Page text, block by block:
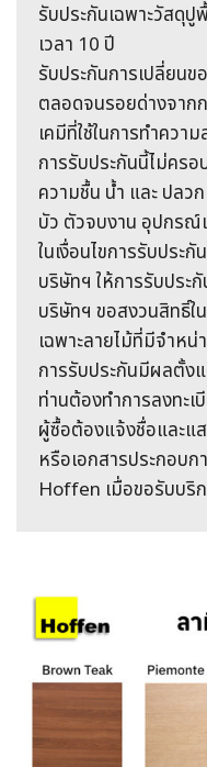
รับประกันเฉพาะวัสดุ
เวลา 10 ปี
รับประกันการเปลี่ยน
ตลอดจนรอยด่างจาก
เคมีที่ใช้ในการทำควา
การรับประกันนี้ไม่คร
ความชื้น น้ำ และ ปลวก
บัว ตัวจบงาน อุปกรณ์
ในเงื่อนไขการรับประกัน
บริษัทฯ ให้การรับประ
บริษัทฯ ขอสงวนสิทธิ์
เฉพาะลายไม้ที่มีจำห
การรับประกันมีผลตั้ง
ท่านต้องทำการลงทะเ
ผู้ซื้อต้องแจ้งชื่อและแส
หรือเอกสารประกอบ
Hoffen เมื่อขอรับบริ